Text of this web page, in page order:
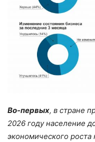
Во-первых, в стране
2026 году население
экономического роста